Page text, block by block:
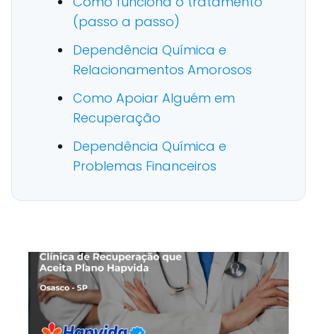
(passo a passo)
Dependência Química e
Relacionamentos Amorosos
Como Apoiar Alguém em
Recuperação
Dependência Química e
Problemas Financeiros